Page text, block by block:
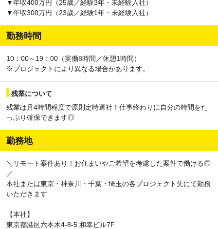
▼年収400万円（25歳／経験3年・未経験入社）
▼年収300万円（23歳／経験1年・未経験入社）
勤務時間
10：00～19：00（実働8時間／休憩1時間）
※プロジェクトにより異なる場合があります。
残業について
残業は月4時間程度で原則定時退社！仕事終わりに自分の時間をた
っぷり確保できます◎
勤務地
＼リモート案件あり！お住まいやご希望を考慮した案件で働ける◎
／
本社または東京・神奈川・千葉・埼玉の各プロジェクト先にて勤務
いただきます
【本社】
東京都港区六本木4-8-5 和幸ビル7F